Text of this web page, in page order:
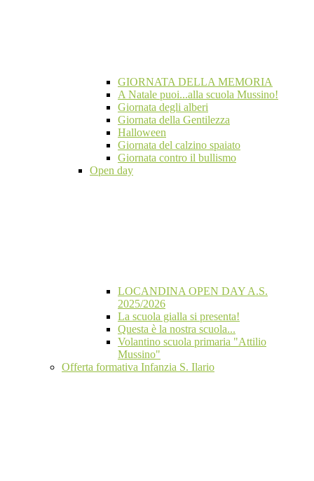
GIORNATA DELLA MEMORIA
A Natale puoi...alla scuola Mussino!
Giornata degli alberi
Giornata della Gentilezza
Halloween
Giornata del calzino spaiato
Giornata contro il bullismo
Open day
LOCANDINA OPEN DAY A.S.
2025/2026
La scuola gialla si presenta!
Questa è la nostra scuola...
Volantino scuola primaria "Attilio
Mussino"
Offerta formativa Infanzia S. Ilario